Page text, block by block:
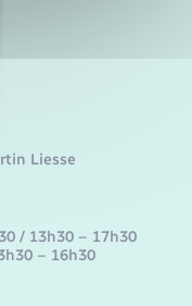
Liesse
/ 13h30 – 17h30
– 16h30